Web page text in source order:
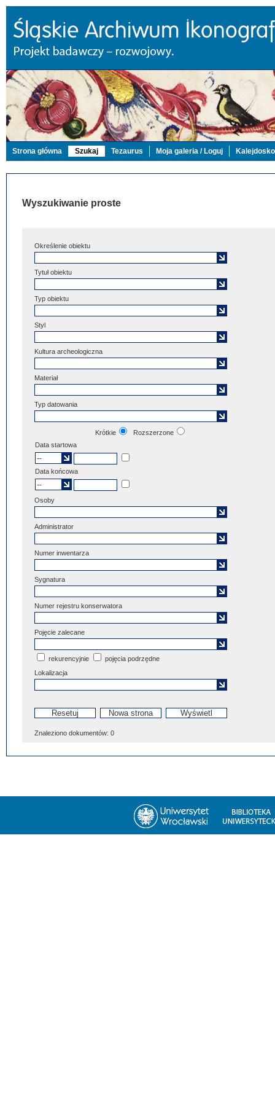
Strona główna Szukaj Tezaurus Moja galeria / Loguj
Wyszukiwanie proste
Określenie obiektu
Tytuł obiektu
Typ obiektu
Styl
Kultura archeologiczna
Materiał
Typ datowania
Krótkie
Rozszerzone
Data startowa
Data końcowa
Osoby
Administrator
Numer inwentarza
Sygnatura
Numer rejestru konserwatora
Pojęcie zalecane
rekurencyjnie
pojęcia podrzędne
Lokalizacja
Znaleziono dokumentów: 0